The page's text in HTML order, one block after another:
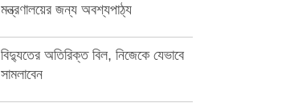
মন্ত্রণালয়ের জন্য অবশ্যপাঠ্য
বিদ্যুতের অতিরিক্ত বিল, নিজেকে যেভাবে
সামলাবেন